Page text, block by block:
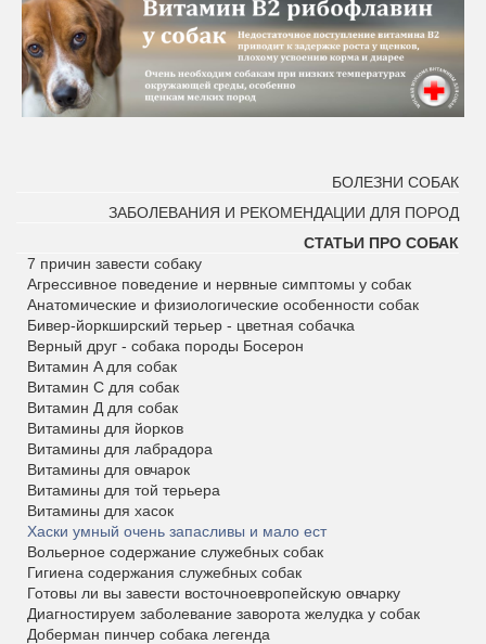
БОЛЕЗНИ СОБАК
ЗАБОЛЕВАНИЯ И РЕКОМЕНДАЦИИ ДЛЯ ПОРОД
СТАТЬИ ПРО СОБАК
7 причин завести собаку
Агрессивное поведение и нервные симптомы у собак
Анатомические и физиологические особенности собак
Бивер-йоркширский терьер - цветная собачка
Верный друг - собака породы Босерон
Витамин A для собак
Витамин С для собак
Витамин Д для собак
Витамины для йорков
Витамины для лабрадора
Витамины для овчарок
Витамины для той терьера
Витамины для хасок
Хаски умный очень запасливы и мало ест
Вольерное содержание служебных собак
Гигиена содержания служебных собак
Готовы ли вы завести восточноевропейскую овчарку
Диагностируем заболевание заворота желудка у собак
Доберман пинчер собака легенда